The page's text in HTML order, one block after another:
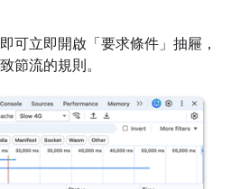
可立即開啟「要求條件」 抽屜，
節流的規則。